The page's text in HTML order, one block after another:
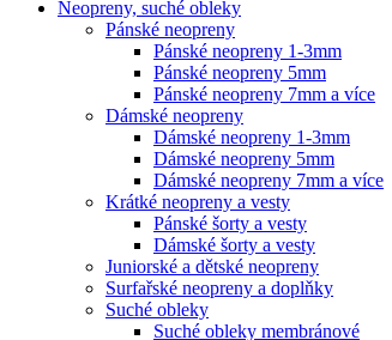
Neopreny, suché obleky
Pánské neopreny
Pánské neopreny 1-3mm
Pánské neopreny 5mm
Pánské neopreny 7mm a více
Dámské neopreny
Dámské neopreny 1-3mm
Dámské neopreny 5mm
Dámské neopreny 7mm a více
Krátké neopreny a vesty
Pánské šorty a vesty
Dámské šorty a vesty
Juniorské a dětské neopreny
Surfařské neopreny a doplňky
Suché obleky
Suché obleky membránové